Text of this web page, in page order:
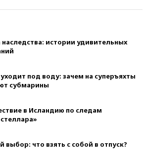
наследства: истории удивительных
уходит под воду: зачем на суперъяхты
субмарины
в Исландию по следам
выбор: что взять с собой в отпуск?